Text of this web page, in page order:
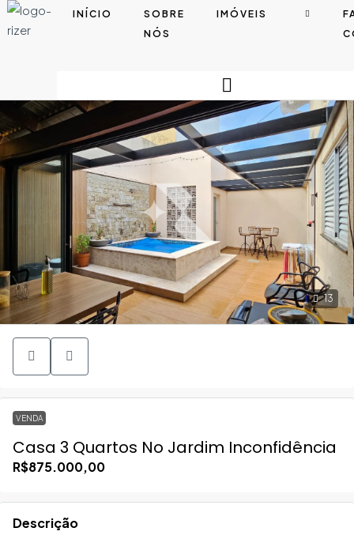
INÍCIO
SOBRE
NÓS
IMÓVEIS
13
VENDA
Casa 3 Quartos No Jardim Inconfidência
R$875.000,00
Descrição